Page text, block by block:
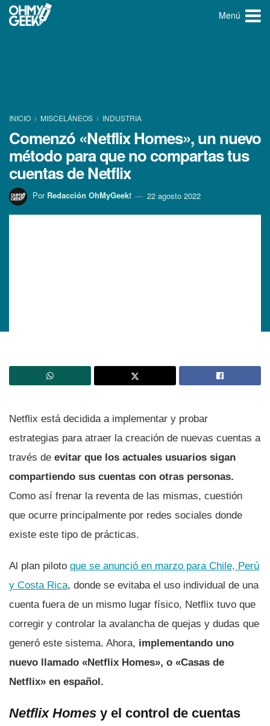
Menú
INICIO MISCELÁNEOS INDUSTRIA
Comenzó «Netflix Homes», un nuevo
método para que no compartas tus
cuentas de Netflix
Por Redacción OhMyGeek! 22 agosto 2022
Netflix está decidida a implementar y probar
estrategias para atraer la creación de nuevas cuentas a
través de evitar que los actuales usuarios sigan
compartiendo sus cuentas con otras personas.
Como así frenar la reventa de las mismas, cuestión
que ocurre principalmente por redes sociales donde
existe este tipo de prácticas.
Al plan piloto que se anunció en marzo para Chile, Perú
y Costa Rica, donde se evitaba el uso individual de una
cuenta fuera de un mismo lugar físico, Netflix tuvo que
corregir y controlar la avalancha de quejas y dudas que
generó este sistema. Ahora, implementando uno
nuevo llamado «Netflix Homes», o «Casas de
Netflix» en español.
Netflix Homes y el control de cuentas